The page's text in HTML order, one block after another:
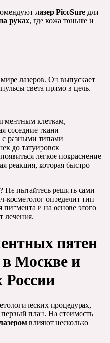
лазер PicoSure для
руках, где кожа тоньше и
лазеров. Он выпускает
света прямо в цель.
клеткам,
соседние ткани
с разными типами
до татуировок
лёгкое покраснение
реакция, которая быстро
Не пытайтесь решить сами –
косметолог определит тип
пигмента и на основе этого
лечения.
пятен
Москве и
России
процедурах,
план. На стоимость
влияют несколько